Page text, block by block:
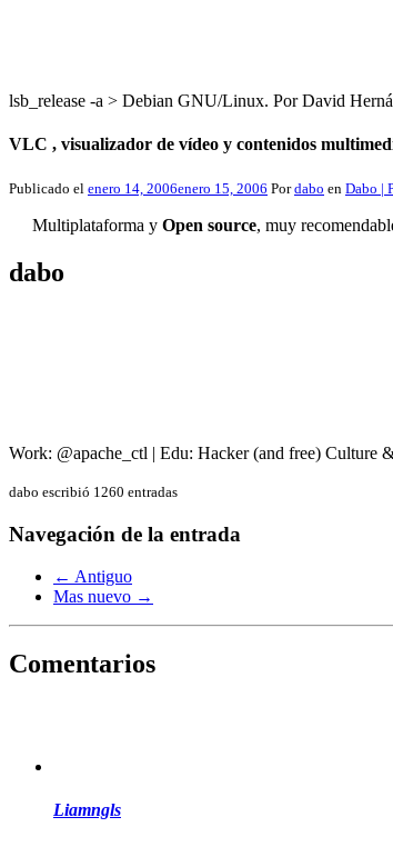
lsb_release -a > Debian GNU/Linux. Por David
VLC , visualizador de vídeo y contenidos
Publicado el enero 14, 2006enero 15, 2006 Pordabo en Dabo |
Multiplataforma y Open source, muy
dabo
Work: @apache_ctl | Edu: Hacker (and free) Culture
dabo escribió 1260 entradas
Navegación de la entrada
← Antiguo
Mas nuevo →
Comentarios
Liamngls